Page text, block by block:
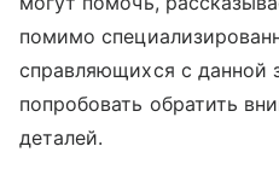
помимо
справляющихся с данной
попробовать обратить
деталей.